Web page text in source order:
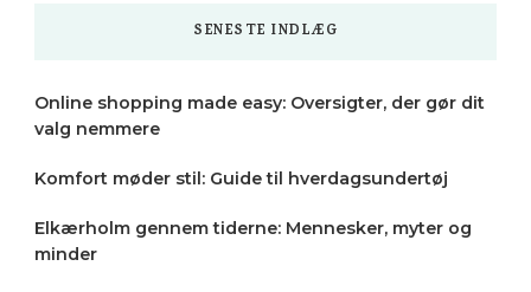
SENESTE INDLÆG
Online shopping made easy: Oversigter, der gør dit
valg nemmere
Komfort møder stil: Guide til hverdagsundertøj
Elkærholm gennem tiderne: Mennesker, myter og
minder